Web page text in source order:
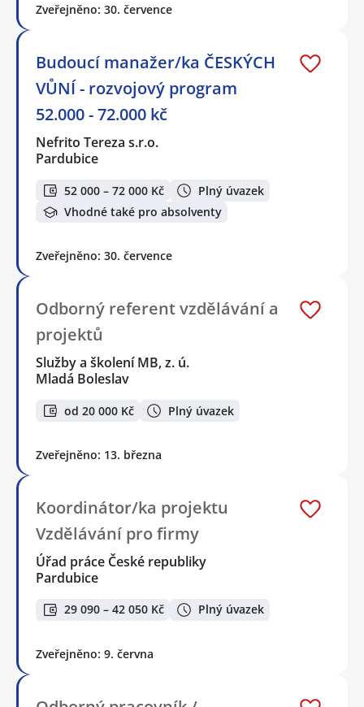
Zveřejněno: 30. července
Budoucí manažer/ka ČESKÝCH
VŮNÍ - rozvojový program
52.000 - 72.000 kč
Nefrito Tereza s.r.o.
Pardubice
52 000 – 72 000 Kč
Plný úvazek
Vhodné také pro absolventy
Zveřejněno: 30. července
Odborný referent vzdělávání a
projektů
Služby a školení MB, z. ú.
Mladá Boleslav
od 20 000 Kč Plný úvazek
Zveřejněno: 13. března
Koordinátor/ka projektu
Vzdělávání pro firmy
Úřad práce České republiky
Pardubice
29 090 – 42 050 Kč Plný úvazek
Zveřejněno: 9. června